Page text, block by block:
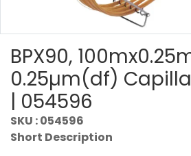
BPX90,
0.25µm(df)
| 054596
SKU : 054596
Short Description